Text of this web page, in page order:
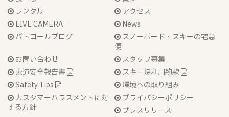
レンタル
アクセス
LIVE CAMERA
News
パトロールブログ
スノーボード・スキーの宅急
便
お問い合わせ
スタッフ募集
索道安全報告書
スキー場利用約款
Safety Tips
環境への取り組み
カスタマーハラスメントに対
する方針
プライバシーポリシー
プレスリリース